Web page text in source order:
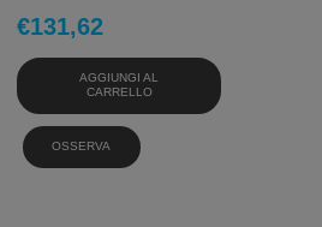
€131,62
AGGIUNGI AL
CARRELLO
OSSERVA